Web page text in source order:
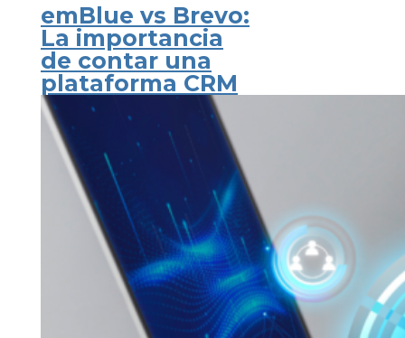
emBlue vs Brevo:
La importancia
de contar una
plataforma CRM